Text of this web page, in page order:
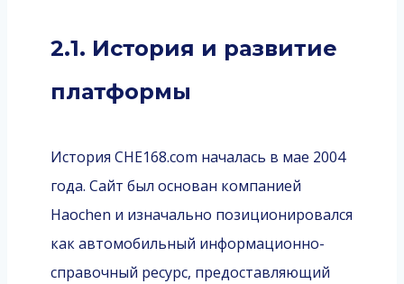
2.1. История и развитие
платформы
История CHE168.com началась в мае 2004
года. Сайт был основан компанией
Haochen и изначально позиционировался
как автомобильный информационно-
справочный ресурс, предоставляющий